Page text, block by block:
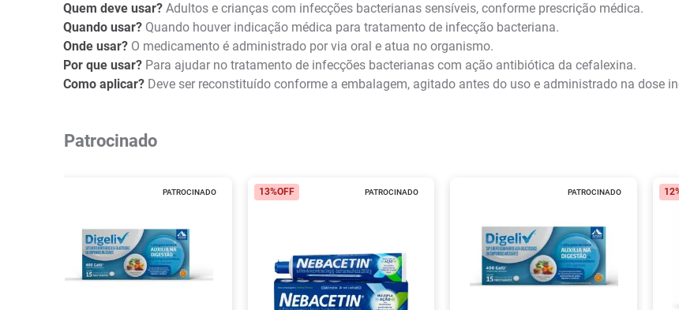
Quem deve usar? Adultos e crianças com infecções bacterianas sensíveis, conforme prescrição médica.
Quando usar? Quando houver indicação médica para tratamento de infecção bacteriana.
Onde usar? O medicamento é administrado por via oral e atua no organismo.
Por que usar? Para ajudar no tratamento de infecções bacterianas com ação antibiótica da cefalexina.
Como aplicar? Deve ser reconstituído conforme a embalagem, agitado antes do uso e administrado na dose
Patrocinado
PATROCINADO PATROCINADO
13%OFF PATROCINADO